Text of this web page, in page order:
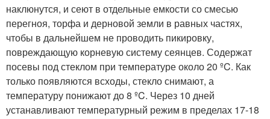
наклюнутся, и сеют в отдельные емкости со смесью
перегноя, торфа и дерновой земли в равных частях,
чтобы в дальнейшем не проводить пикировку,
повреждающую корневую систему сеянцев. Содержат
посевы под стеклом при температуре около 20 ºC. Как
только появляются всходы, стекло снимают, а
температуру понижают до 8 ºC. Через 10 дней
устанавливают температурный режим в пределах 17-18